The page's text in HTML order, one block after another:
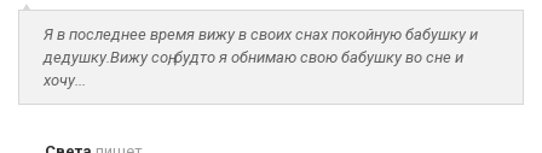
Я в последнее время вижу в своих снах покойную бабушку и
дедушку.Вижу соң, будто я обнимаю свою бабушку во сне и
хочу...